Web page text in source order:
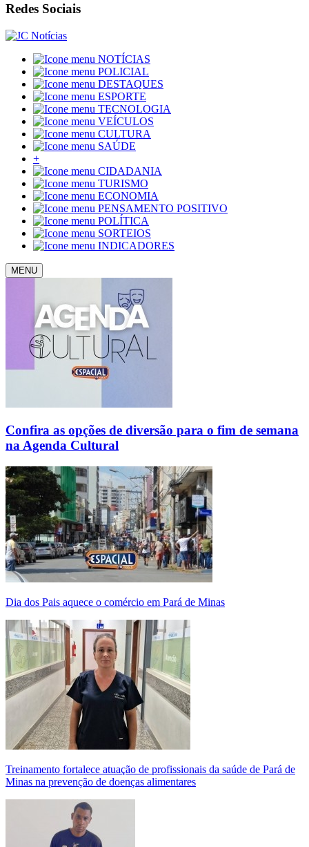
Redes Sociais
NOTÍCIAS
POLICIAL
DESTAQUES
ESPORTE
TECNOLOGIA
VEÍCULOS
CULTURA
SAÚDE
+
CIDADANIA
TURISMO
ECONOMIA
PENSAMENTO POSITIVO
POLÍTICA
SORTEIOS
INDICADORES
MENU
Confira as opções de diversão para o fim de semana
na Agenda Cultural
Dia dos Pais aquece o comércio em Pará de Minas
Treinamento fortalece atuação de profissionais da saúde de Pará de
Minas na prevenção de doenças alimentares